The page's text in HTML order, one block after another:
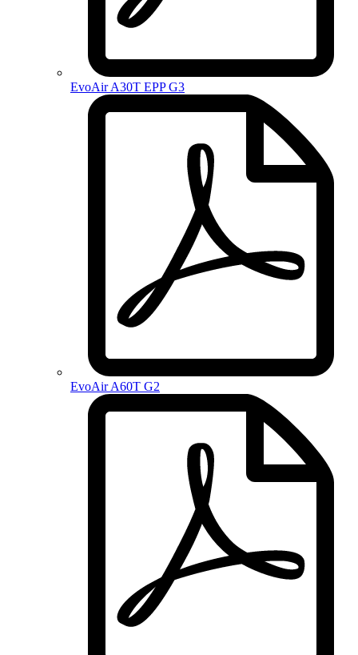
EvoAir A30T EPP G3
EvoAir A60T G2